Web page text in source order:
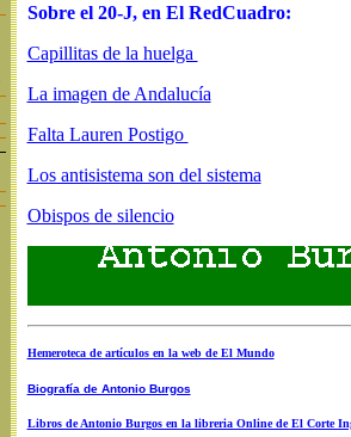
Sobre el 20-J, en El RedCuadro:
Capillitas de la huelga
La imagen de Andalucía
Falta Lauren Postigo
Los antisistema son del sistema
Obispos de silencio
Hemeroteca de artículos en la web de El Mundo
Biografía de Antonio Burgos
Libros de Antonio Burgos en la libreria Online de El Corte